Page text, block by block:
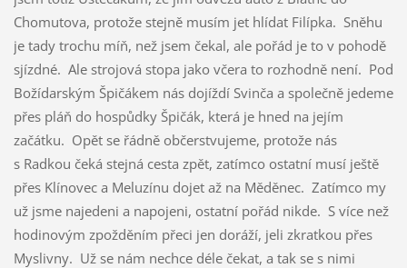
Chomutova, protože stejně musím jet hlídat Filípka. Sněhu
je tady trochu míň, než jsem čekal, ale pořád je to v pohodě
sjízdné. Ale strojová stopa jako včera to rozhodně není. Pod
Božídarským Špičákem nás dojíždí Svinča a společně jedeme
přes pláň do hospůdky Špičák, která je hned na jejím
začátku. Opět se řádně občerstvujeme, protože nás
s Radkou čeká stejná cesta zpět, zatímco ostatní musí ještě
přes Klínovec a Meluzínu dojet až na Měděnec. Zatímco my
už jsme najedeni a napojeni, ostatní pořád nikde. S více než
hodinovým zpožděním přeci jen doráží, jeli zkratkou přes
Myslivny. Už se nám nechce déle čekat, a tak se s nimi